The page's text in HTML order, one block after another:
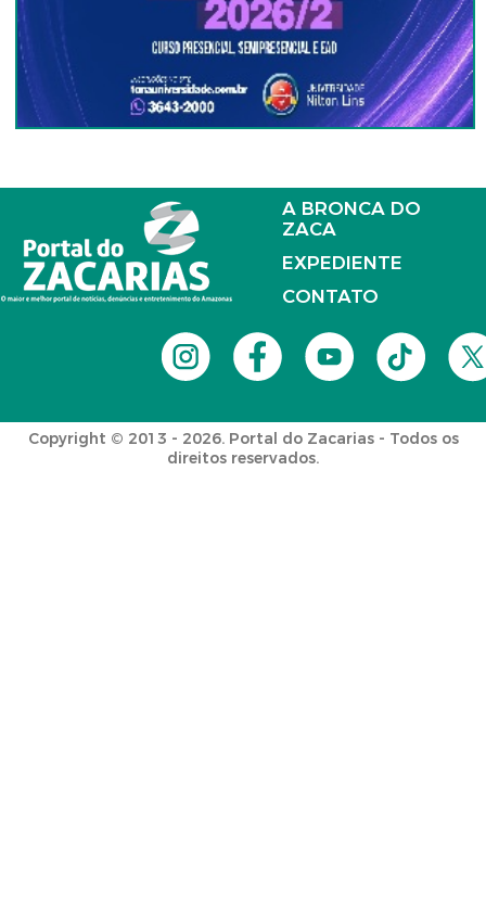
A BRONCA DO
ZACA
EXPEDIENTE
CONTATO
Copyright © 2013 - 2026. Portal do Zacarias - Todos os
direitos reservados.